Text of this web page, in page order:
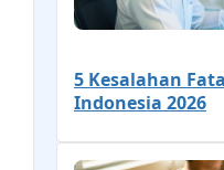
5 Kesalahan
Indonesia 2026